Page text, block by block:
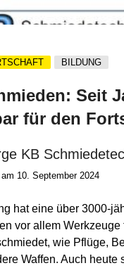
BILDUNG
Seit
für den
KB
10. September 2024
hat eine über 3000-
vor allem Werkzeuge
wie Pflüge,
Waffen. Auch heute